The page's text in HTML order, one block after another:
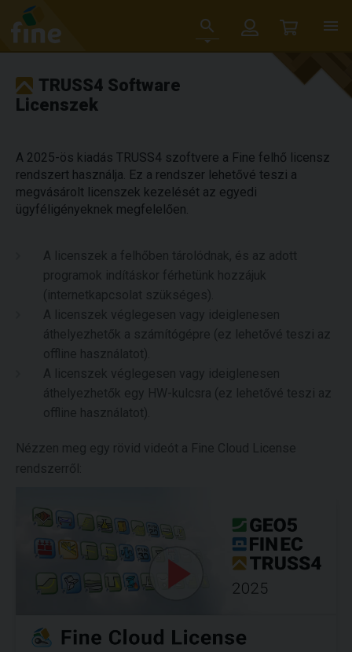
TRUSS4 Software
Licenszek
A 2025-ös kiadás TRUSS4 szoftvere a Fine felhő licensz
rendszert használja. Ez a rendszer lehetővé teszi a
megvásárolt licenszek kezelését az egyedi
ügyféligényeknek megfelelően.
A licenszek a felhőben tárolódnak, és az adott
programok indításkor férhetünk hozzájuk
(internetkapcsolat szükséges).
A licenszek véglegesen vagy ideiglenesen
áthelyezhetők a számítógépre (ez lehetővé teszi az
offline használatot).
A licenszek véglegesen vagy ideiglenesen
áthelyezhetők egy HW-kulcsra (ez lehetővé teszi az
offline használatot).
Nézzen meg egy rövid videót a Fine Cloud License
rendszerről: